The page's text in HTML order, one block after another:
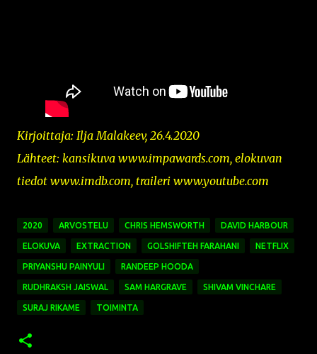
Kirjoittaja: Ilja Malakeev, 26.4.2020
Lähteet: kansikuva www.impawards.com, elokuvan
tiedot www.imdb.com, traileri www.youtube.com
2020 ARVOSTELU CHRIS HEMSWORTH DAVID HARBOUR
ELOKUVA EXTRACTION GOLSHIFTEH FARAHANI NETFLIX
PRIYANSHU PAINYULI RANDEEP HOODA
RUDHRAKSH JAISWAL SAM HARGRAVE SHIVAM VINCHARE
SURAJ RIKAME TOIMINTA